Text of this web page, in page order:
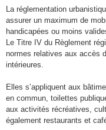
La réglementation
assurer un maximum de
handicapées ou moins
Le Titre IV du Règlement
normes relatives aux accès
intérieures.
Elles s’appliquent aux
en commun, toilettes
aux activités récréatives,
également restaurants et